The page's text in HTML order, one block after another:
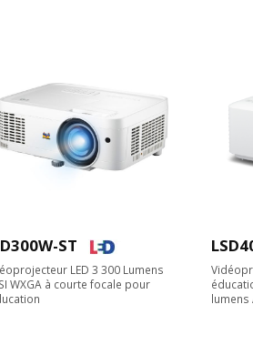
ST
LED 3 300 Lumens
WXGA à courte focale pour
lumens